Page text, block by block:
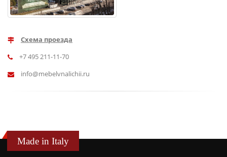
Схема проезда
+7 495 211-11-70
info@mebelvnalichii.ru
Made in Italy